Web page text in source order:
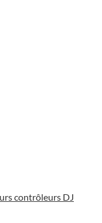
contrôleurs DJ